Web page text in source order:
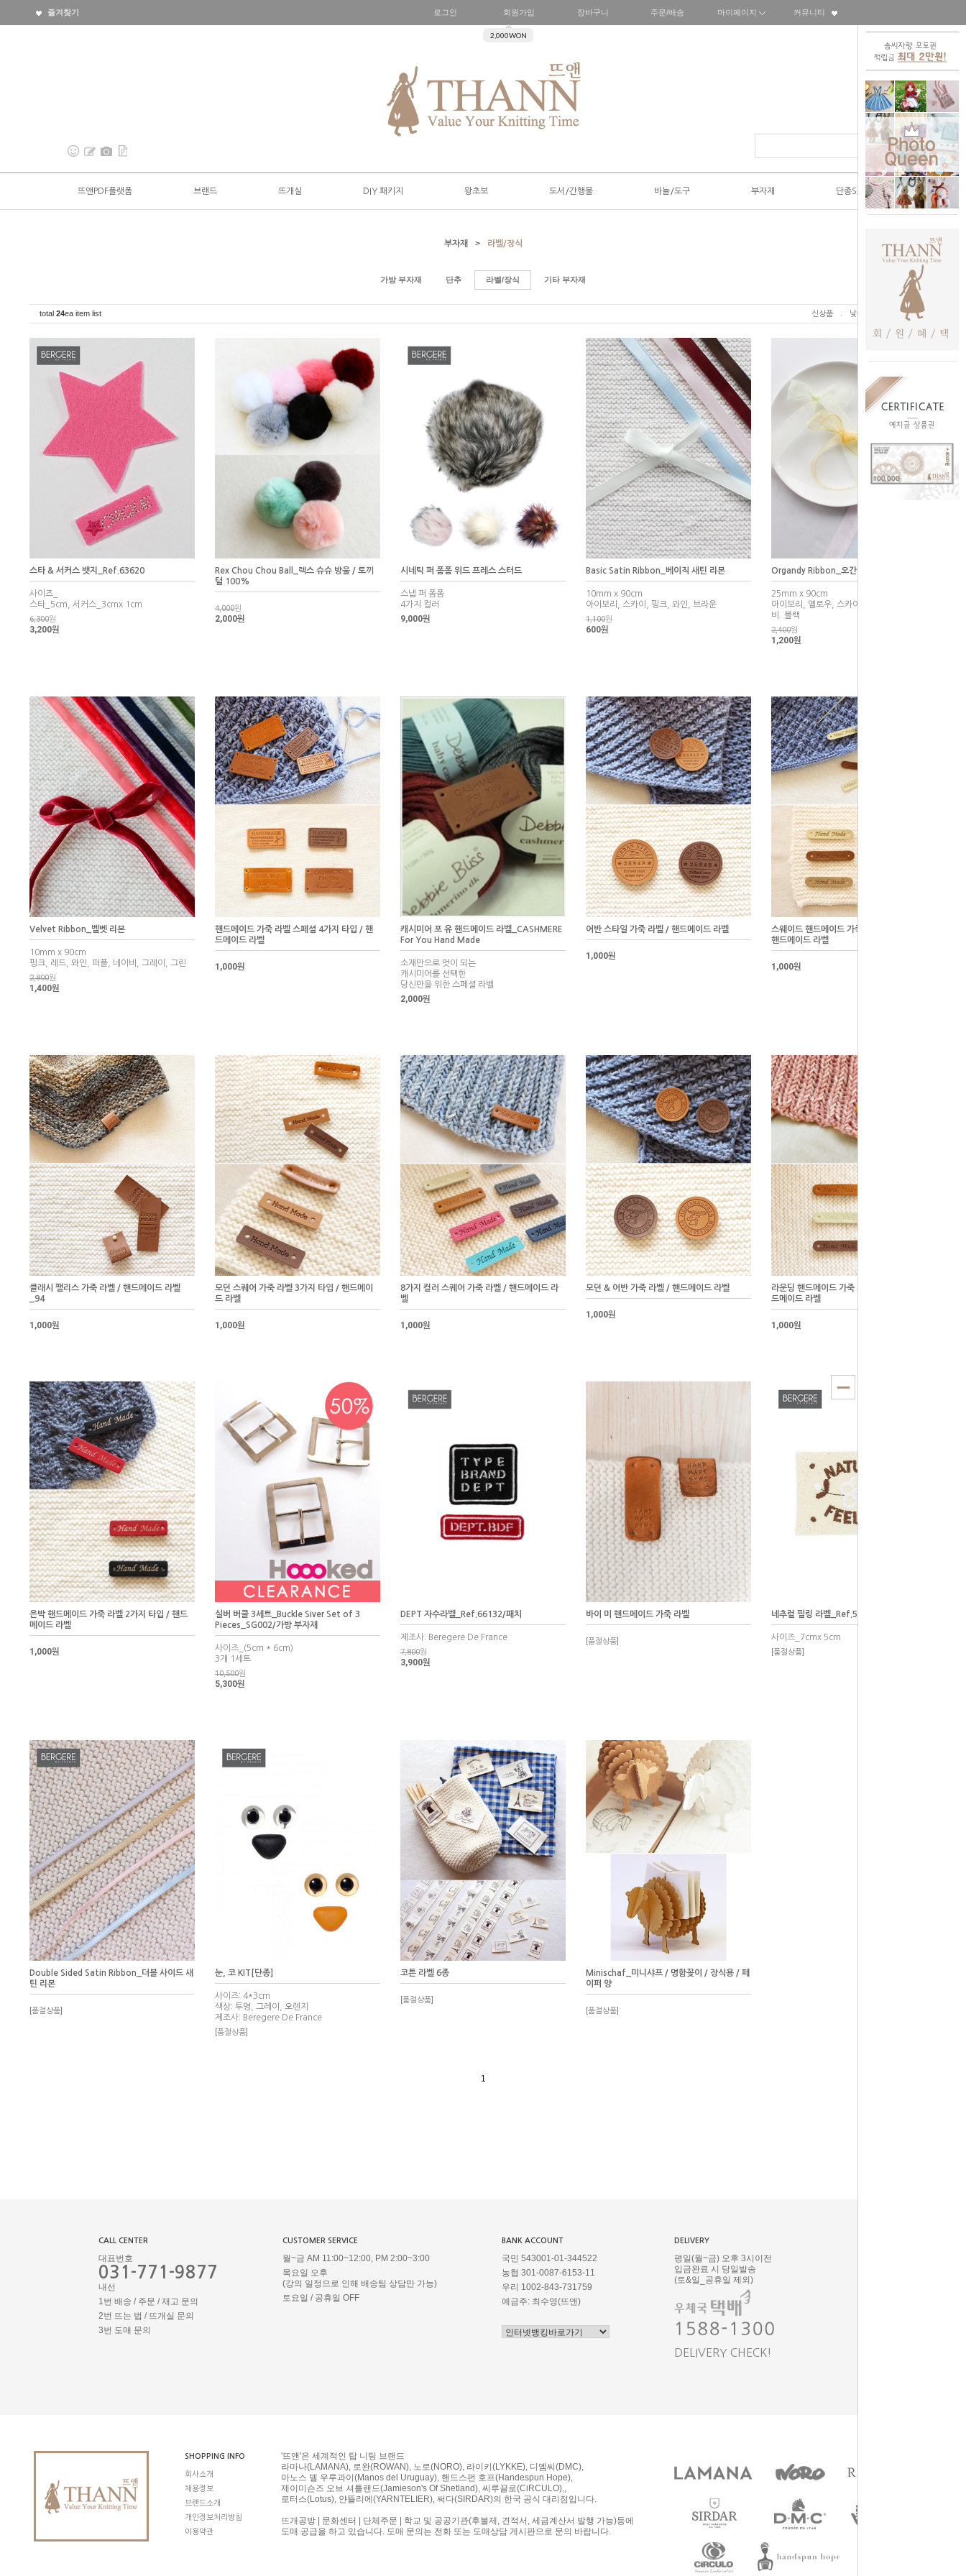
즐겨찾기 로그인 회원가입
2,000WON
장바구니 주문/배송 마이페이지 커뮤니티
뜨앤PDF플랫폼 브랜드 뜨개실 DIY 패키지 왕초보 도서/간행물 바늘/도구 부자재 단종SALE50%
부자재 > 라벨/장식
가방 부자재 단추 라벨/장식 기타 부자재
total 24ea item list 신상품 낮은가격 높은가격
스타 & 서커스 뱃지_Ref.63620
사이즈_
스타_5cm, 서커스_3cmx 1cm
6,300원
3,200원
Rex Chou Chou Ball_렉스 슈슈 방울 / 토끼
털 100%
4,000원
2,000원
시네틱 퍼 폼폼 위드 프레스 스터드
스냅 퍼 폼폼
4가지 컬러
9,000원
Basic Satin Ribbon_베이직 새틴 리본
10mm x 90cm
아이보리, 스카이, 핑크, 와인, 브라운
1,100원
600원
Organdy Ribbon_오간디 리본
25mm x 90cm
아이보리, 옐로우, 스카이, 핑크, 브라운, 네이
비. 블랙
2,400원
1,200원
Velvet Ribbon_벨벳 리본
10mm x 90cm
핑크, 레드, 와인, 퍼플, 네이비, 그레이, 그린
2,800원
1,400원
핸드메이드 가죽 라벨 스페셜 4가지 타입 / 핸
드메이드 라벨
1,000원
캐시미어 포 유 핸드메이드 라벨_CASHMERE
For You Hand Made
소재만으로 멋이 되는
캐시미어를 선택한
당신만을 위한 스페셜 라벨
2,000원
어반 스타일 가죽 라벨 / 핸드메이드 라벨
1,000원
스웨이드 핸드메이드 가죽 라벨 6가지 타입 /
핸드메이드 라벨
1,000원
클래시 팰리스 가죽 라벨 / 핸드메이드 라벨
_94
1,000원
모던 스퀘어 가죽 라벨 3가지 타입 / 핸드메이
드 라벨
1,000원
8가지 컬러 스퀘어 가죽 라벨 / 핸드메이드 라
벨
1,000원
모던 & 어반 가죽 라벨 / 핸드메이드 라벨
1,000원
라운딩 핸드메이드 가죽 라벨 3가지 타입 / 핸
드메이드 라벨
1,000원
은박 핸드메이드 가죽 라벨 2가지 타입 / 핸드
메이드 라벨
1,000원
실버 버클 3세트_Buckle Siver Set of 3
Pieces_SG002/가방 부자재
사이즈_(5cm * 6cm)
3개 1세트
10,500원
5,300원
DEPT 자수라벨_Ref.66132/패치
제조사: Beregere De France
7,800원
3,900원
바이 미 핸드메이드 가죽 라벨
[품절상품]
네추럴 필링 라벨_Ref.50009
사이즈_7cmx 5cm
[품절상품]
Double Sided Satin Ribbon_더블 사이드 새
틴 리본
[품절상품]
눈, 코 KIT[단종]
사이즈: 4*3cm
색상: 투명, 그레이, 오렌지
제조사: Beregere De France
[품절상품]
코튼 라벨 6종
[품절상품]
Minischaf_미니샤프 / 명함꽂이 / 장식용 / 페
이퍼 양
[품절상품]
1
CALL CENTER
대표번호
031-771-9877
내선
1번 배송 / 주문 / 재고 문의
2번 뜨는 법 / 뜨개실 문의
3번 도매 문의
CUSTOMER SERVICE
월~금 AM 11:00~12:00, PM 2:00~3:00
목요일 오후
(강의 일정으로 인해 배송팀 상담만 가능)
토요일 / 공휴일 OFF
BANK ACCOUNT
국민 543001-01-344522
농협 301-0087-6153-11
우리 1002-843-731759
예금주: 최수영(뜨앤)
DELIVERY
평일(월~금) 오후 3시이전
입금완료 시 당일발송
(토&일_공휴일 제외)
DELIVERY CHECK!
SHOPPING INFO
회사소개
채용정보
브랜드소개
개인정보처리방침
이용약관
'뜨앤'은 세계적인 탑 니팅 브랜드
라마나(LAMANA), 로완(ROWAN), 노로(NORO), 라이키(LYKKE), 디엠씨(DMC),
마노스 델 우루과이(Manos del Uruguay), 핸드스펀 호프(Handespun Hope),
제이미슨즈 오브 셔틀랜드(Jamieson's Of Shetland), 씨루끌로(CiRCULO),,
로터스(Lotus), 얀뜰리에(YARNTELIER), 써다(SIRDAR)의 한국 공식 대리점입니다.
뜨개공방 | 문화센터 | 단체주문 | 학교 및 공공기관(후불제, 견적서, 세금계산서 발행 가능)등에
도매 공급을 하고 있습니다. 도매 문의는 전화 또는 도매상담 게시판으로 문의 바랍니다.